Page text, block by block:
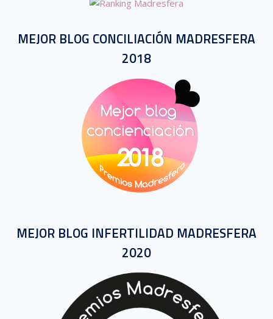
MEJOR BLOG CONCILIACIÓN MADRESFERA
2018
MEJOR BLOG INFERTILIDAD MADRESFERA
2020